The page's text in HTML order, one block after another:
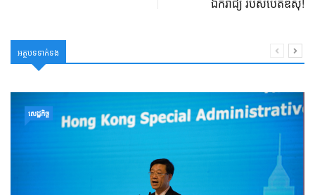
អត្ថបទទាក់ទង
សេដ្ឋកិច្ច